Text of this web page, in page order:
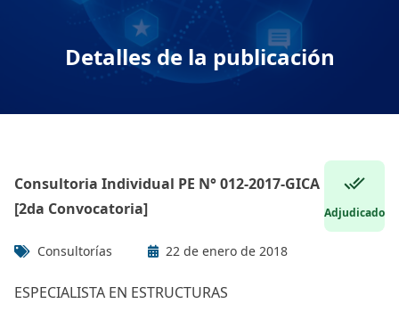
Detalles de la publicación
Consultoria Individual PE N° 012-2017-GICA
[2da Convocatoria]
Adjudicado
Consultorías 22 de enero de 2018
ESPECIALISTA EN ESTRUCTURAS